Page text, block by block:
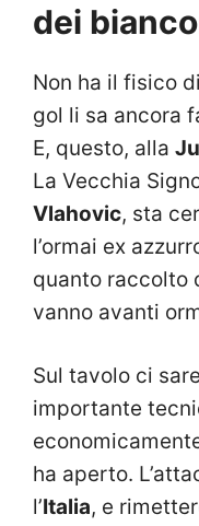
dei
Non ha il fisico
gol li sa ancora
E, questo, alla
La Vecchia
Vlahovic, sta
l’ormai ex
quanto raccolto
vanno avanti
Sul tavolo ci
importante
ha aperto.
l’Italia, e